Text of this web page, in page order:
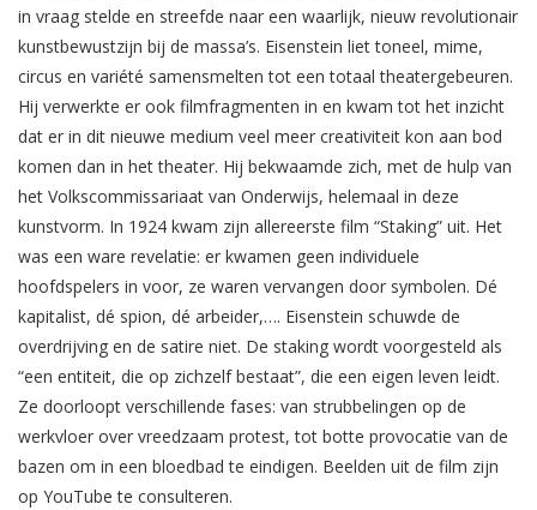
in vraag stelde en streefde naar een waarlijk, nieuw revolutionair
kunstbewustzijn bij de massa’s. Eisenstein liet toneel, mime,
circus en variété samensmelten tot een totaal theatergebeuren.
Hij verwerkte er ook filmfragmenten in en kwam tot het inzicht
dat er in dit nieuwe medium veel meer creativiteit kon aan bod
komen dan in het theater. Hij bekwaamde zich, met de hulp van
het Volkscommissariaat van Onderwijs, helemaal in deze
kunstvorm. In 1924 kwam zijn allereerste film “Staking” uit. Het
was een ware revelatie: er kwamen geen individuele
hoofdspelers in voor, ze waren vervangen door symbolen. Dé
kapitalist, dé spion, dé arbeider,…. Eisenstein schuwde de
overdrijving en de satire niet. De staking wordt voorgesteld als
“een entiteit, die op zichzelf bestaat”, die een eigen leven leidt.
Ze doorloopt verschillende fases: van strubbelingen op de
werkvloer over vreedzaam protest, tot botte provocatie van de
bazen om in een bloedbad te eindigen. Beelden uit de film zijn
op YouTube te consulteren.